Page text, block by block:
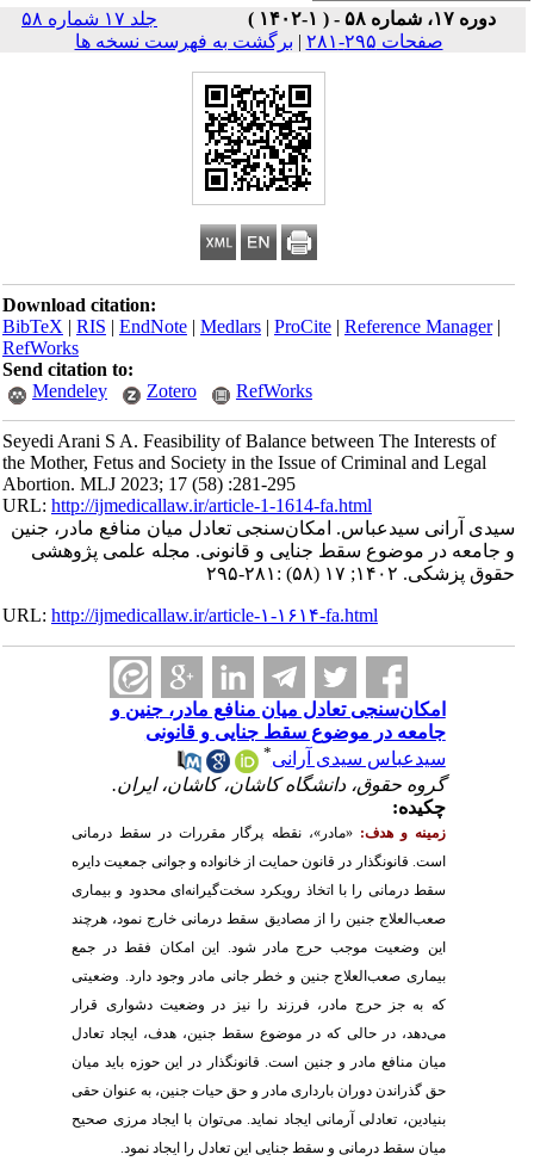
دوره ۱۷، شماره ۵۸ - ( ۱-۱۴۰۲ )
جلد ۱۷ شماره ۵۸
صفحات ۲۹۵-۲۸۱
|برگشت به فهرست نسخه ها
Download citation:
BibTeX|RIS|EndNote|Medlars|ProCite|Reference Manager
RefWorks
Send citation to:
Mendeley
Zotero RefWorks
Seyedi Arani S A. Feasibility of Balance between The Interests of
the Mother, Fetus and Society in the Issue of Criminal and Legal
Abortion. MLJ 2023; 17 (58) :281-295
URL:http://ijmedicallaw.ir/article-1-1614-fa.html
سیدی آرانی سیدعباس. امکان‌سنجی تعادل میان منافع مادر، جنین
و جامعه در موضوع سقط جنایی و قانونی. مجله علمی پژوهشی
حقوق پزشکی. ۱۴۰۲; ۱۷ (۵۸) :۲۸۱-۲۹۵
URL:http://ijmedicallaw.ir/article-۱-۱۶۱۴-fa.html
امکان‌سنجی تعادل میان منافع مادر، جنین و
جامعه در موضوع سقط جنایی و قانونی
سیدعباس سیدی آرانی
گروه حقوق، دانشگاه کاشان، کاشان، ایران.
چکیده:
زمینه و هدف: «مادر»، نقطه پرگار مقررات در سقط درمانی
است. قانونگذار در قانون حمایت از خانواده و جوانی جمعیت دایره
سقط درمانی را با اتخاذ رویکرد سخت‌گیرانه‌ای محدود و بیماری
صعب‌العلاج جنین را از مصادیق سقط درمانی خارج نمود، هرچند
این وضعیت موجب حرج مادر شود. این امکان فقط در جمع
بیماری صعب‌العلاج جنین و خطر جانی مادر وجود دارد. وضعیتی
که به جز حرج مادر، فرزند را نیز در وضعیت دشواری قرار
می‌دهد، در حالی که در موضوع سقط جنین، هدف، ایجاد تعادل
میان منافع مادر و جنین است. قانونگذار در این حوزه باید میان
حق گذراندن دوران بارداری مادر و حق حیات جنین، به عنوان حقی
بنیادین، تعادلی آرمانی ایجاد نماید. می‌توان با ایجاد مرزی صحیح
میان سقط درمانی و سقط جنایی این تعادل را ایجاد نمود.